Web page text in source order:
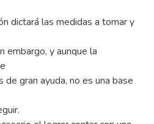
dictará las medidas a tomar y
embargo, y aunque la
gran ayuda, no es una base